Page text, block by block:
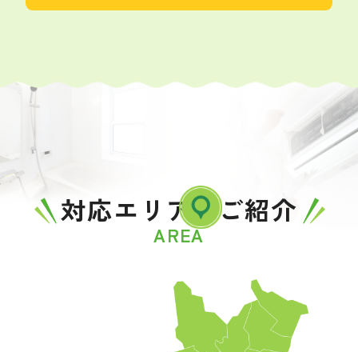
対応エリアのご紹介
AREA